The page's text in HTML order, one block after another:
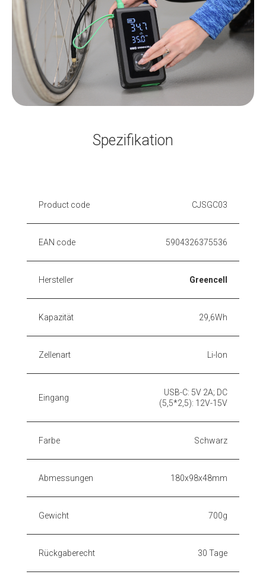
Spezifikation
Product code CJSGC03
EAN code 5904326375536
Hersteller Greencell
Kapazität 29,6Wh
Zellenart Li-Ion
Eingang
USB-C: 5V 2A; DC
(5,5*2,5): 12V-15V
Farbe Schwarz
Abmessungen 180x98x48mm
Gewicht 700g
Rückgaberecht 30 Tage